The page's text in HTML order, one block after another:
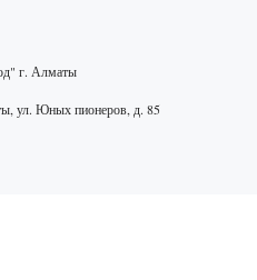
г. Алматы
ул. Юных пионеров, д. 85